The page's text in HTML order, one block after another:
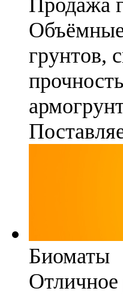
Продажа
Объёмные
грунтов,
Биоматы
Отличное